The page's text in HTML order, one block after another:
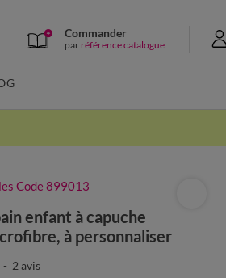
Commander
par référence catalogue
Code 899013
enfant à capuche
à personnaliser
- 2avis